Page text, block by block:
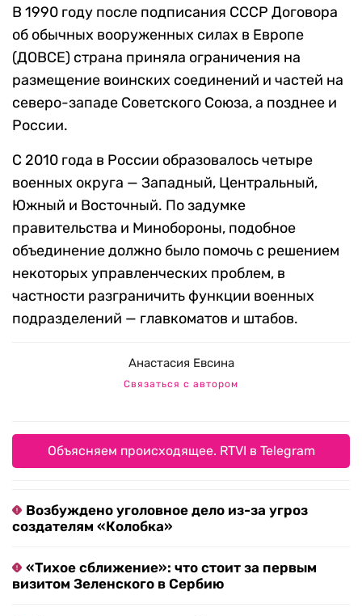
В 1990 году после подписания СССР Договора
об обычных вооруженных силах в Европе
(ДОВСЕ) страна приняла ограничения на
размещение воинских соединений и частей на
северо-западе Советского Союза, а позднее и
России.
С 2010 года в России образовалось четыре
военных округа — Западный, Центральный,
Южный и Восточный. По задумке
правительства и Минобороны, подобное
объединение должно было помочь с решением
некоторых управленческих проблем, в
частности разграничить функции военных
подразделений — главкоматов и штабов.
Анастасия Евсина
Связаться с автором
Объясняем происходящее. RTVI в Telegram
Возбуждено уголовное дело из-за угроз
создателям «Колобка»
«Тихое сближение»: что стоит за первым
визитом Зеленского в Сербию